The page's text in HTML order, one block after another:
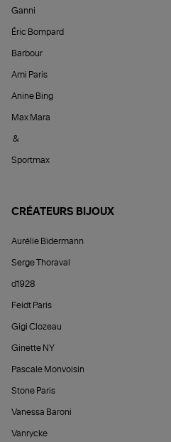
Ganni
Éric Bompard
Barbour
Ami Paris
Anine Bing
Max Mara
&
Sportmax
CRÉATEURS BIJOUX
Aurélie Bidermann
Serge Thoraval
d1928
Feidt Paris
Gigi Clozeau
Ginette NY
Pascale Monvoisin
Stone Paris
Vanessa Baroni
Vanrycke